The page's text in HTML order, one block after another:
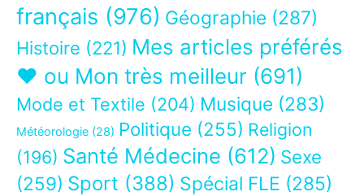
français (976) Géographie (287)
Histoire (221) Mes articles préférés
❤ ou Mon très meilleur (691)
Mode et Textile (204) Musique (283)
Météorologie (28) Politique (255) Religion
(196) Santé Médecine (612) Sexe
(259) Sport (388) Spécial FLE (285)